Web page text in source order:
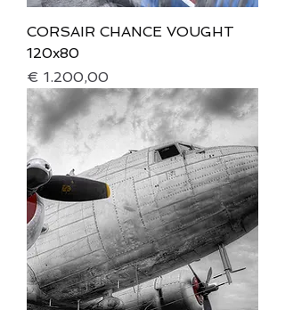
CORSAIR CHANCE VOUGHT
120x80
Prijs
€ 1.200,00